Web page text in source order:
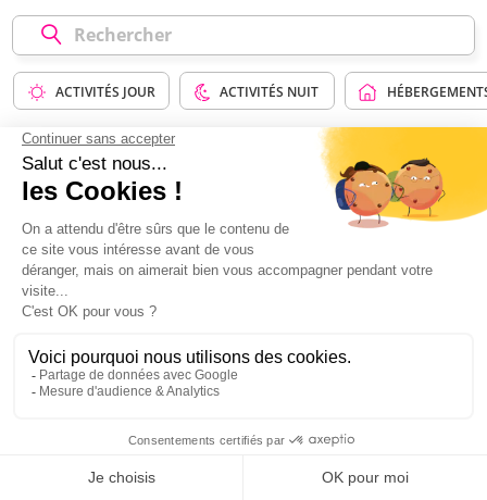
ACTIVITÉS JOUR ACTIVITÉS NUIT
ACTIVITÉS JOUR(8)pour votre EVG à Villa EVG Les Etisseaux